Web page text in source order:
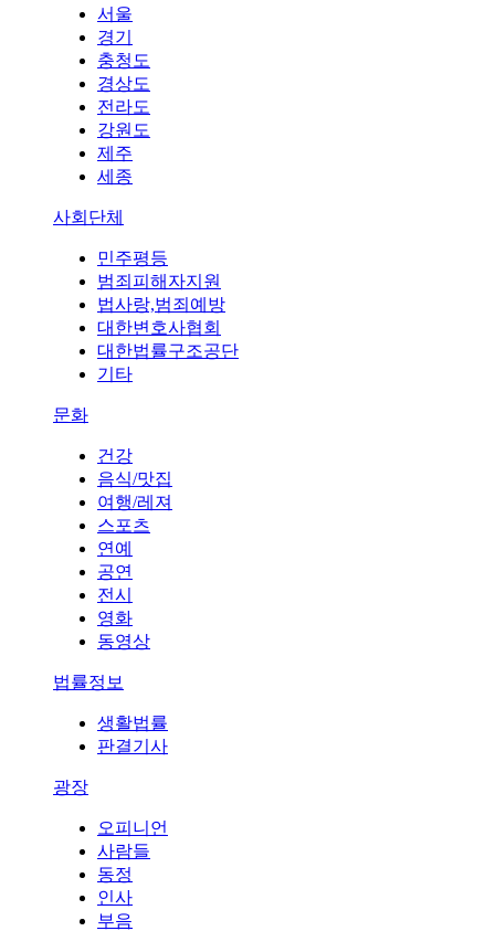
서울
경기
충청도
경상도
전라도
강원도
제주
세종
사회단체
민주평등
범죄피해자지원
법사랑,범죄예방
대한변호사협회
대한법률구조공단
기타
문화
건강
음식/맛집
여행/레져
스포츠
연예
공연
전시
영화
동영상
법률정보
생활법률
판결기사
광장
오피니언
사람들
동정
인사
부음